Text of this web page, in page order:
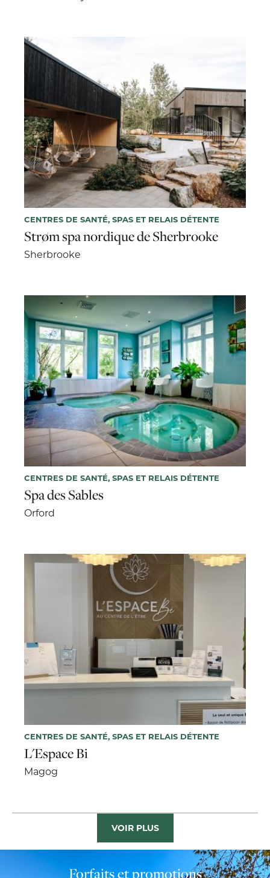
CENTRES DE SANTÉ, SPAS ET RELAIS DÉTENTE
Strøm spa nordique de Sherbrooke
Sherbrooke
CENTRES DE SANTÉ, SPAS ET RELAIS DÉTENTE
Spa des Sables
Orford
CENTRES DE SANTÉ, SPAS ET RELAIS DÉTENTE
L'Espace Bi
Magog
VOIR PLUS
Forfaits et promotions